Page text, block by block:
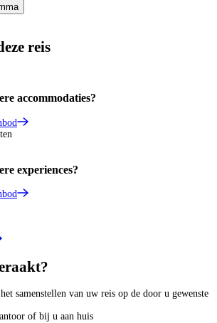
reis
accommodaties?
experiences?
samenstellen van uw reis op de door u gewenste
of bij u aan huis